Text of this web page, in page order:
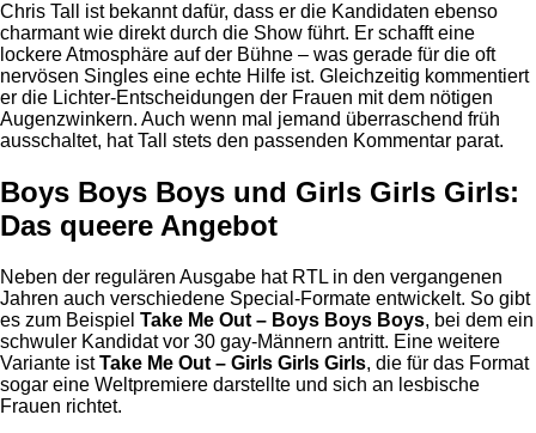
Chris Tall ist bekannt dafür, dass er die Kandidaten ebenso
charmant wie direkt durch die Show führt. Er schafft eine
lockere Atmosphäre auf der Bühne – was gerade für die oft
nervösen Singles eine echte Hilfe ist. Gleichzeitig kommentiert
er die Lichter-Entscheidungen der Frauen mit dem nötigen
Augenzwinkern. Auch wenn mal jemand überraschend früh
ausschaltet, hat Tall stets den passenden Kommentar parat.
Boys Boys Boys und Girls Girls Girls:
Das queere Angebot
Neben der regulären Ausgabe hat RTL in den vergangenen
Jahren auch verschiedene Special-Formate entwickelt. So gibt
es zum Beispiel Take Me Out – Boys Boys Boys, bei dem ein
schwuler Kandidat vor 30 gay-Männern antritt. Eine weitere
Variante istTake Me Out – Girls Girls Girls, die für das Format
sogar eine Weltpremiere darstellte und sich an lesbische
Frauen richtet.